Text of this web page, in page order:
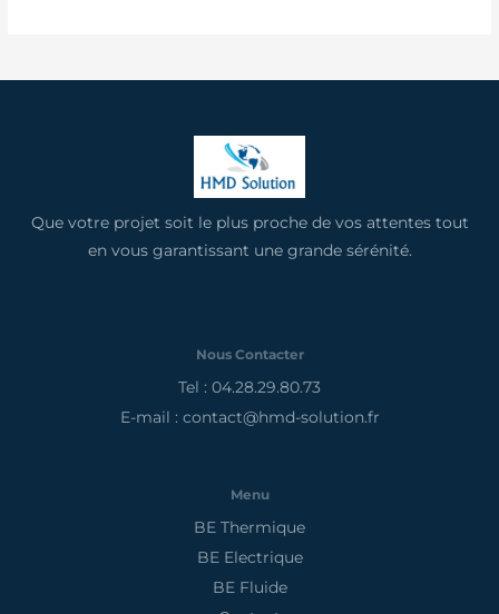
Que votre projet soit le plus proche de vos attentes tout
en vous garantissant une grande sérénité.
Nous Contacter
Tel : 04.28.29.80.73
E-mail : contact@hmd-solution.fr
Menu
BE Thermique
BE Electrique
BE Fluide